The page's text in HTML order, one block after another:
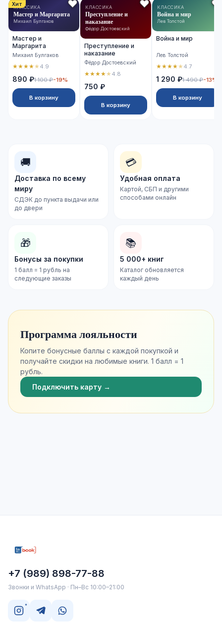
Хит
КЛАССИКА
Мастер и Маргарита
Михаил Булгаков
Мастер и
Маргарита
Михаил Булгаков
★★★★★4.9
890 ₽1 100 ₽-19%
В корзину
КЛАССИКА
Преступление и
наказание
Фёдор Достоевский
Преступление и
наказание
Фёдор Достоевский
★★★★★4.8
750 ₽
В корзину
КЛАССИКА
Война и мир
Лев Толстой
Война и мир
Лев Толстой
★★★★★4.7
1 290 ₽1 490 ₽-13%
В корзину
🚚
Доставка по всему
миру
СДЭК до пункта выдачи или
до двери
💳
Удобная оплата
Картой, СБП и другими
способами онлайн
🎁
Бонусы за покупки
1 балл = 1 рубль на
следующие заказы
📚
5 000+ книг
Каталог обновляется
каждый день
Программа лояльности
Копите бонусные баллы с каждой покупкой и
получайте скидки на любимые книги. 1 балл = 1
рубль.
Подключить карту →
+7 (989) 898-77-88
Звонки и WhatsApp · Пн–Вс 10:00–21:00
*